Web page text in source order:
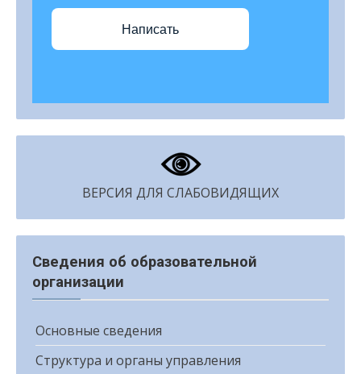
Написать
ВЕРСИЯ ДЛЯ СЛАБОВИДЯЩИХ
Сведения об образовательной
организации
Основные сведения
Структура и органы управления